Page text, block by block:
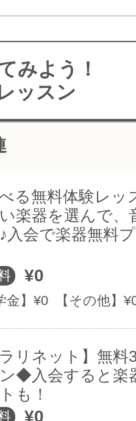
イブイベント
演奏！半年後
ラム
っこよく演奏
できます
ばれる理由～
富な楽器・
ラン●
の日にレッスン
みよう！
ッスン
べる無料体験レッ
楽器を選んで、
入会で楽器無料
¥0
金】¥0 【その他】
ラリネット】無料
◆入会すると楽
も！
¥0